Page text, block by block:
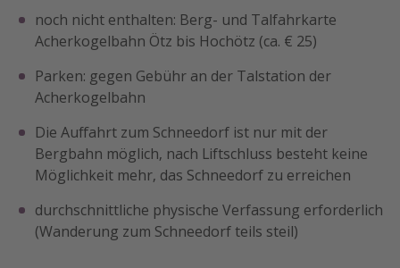
noch nicht enthalten: Berg- und Talfahrkarte
Acherkogelbahn Ötz bis Hochötz (ca. € 25)
Parken: gegen Gebühr an der Talstation der
Acherkogelbahn
Die Auffahrt zum Schneedorf ist nur mit der
Bergbahn möglich, nach Liftschluss besteht keine
Möglichkeit mehr, das Schneedorf zu erreichen
durchschnittliche physische Verfassung erforderlich
(Wanderung zum Schneedorf teils steil)